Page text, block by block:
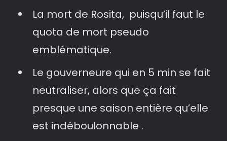
La mort de Rosita, puisqu’il faut le
quota de mort pseudo
emblématique.
Le gouverneure qui en 5 min se fait
neutraliser, alors que ça fait
presque une saison entière qu’elle
est indéboulonnable .